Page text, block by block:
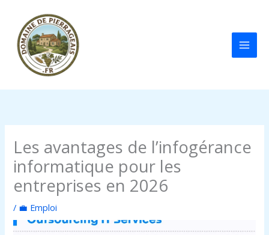
contenu
Les avantages de l’infogérance
informatique pour les
entreprises en 2026
/ 💼 Emploi